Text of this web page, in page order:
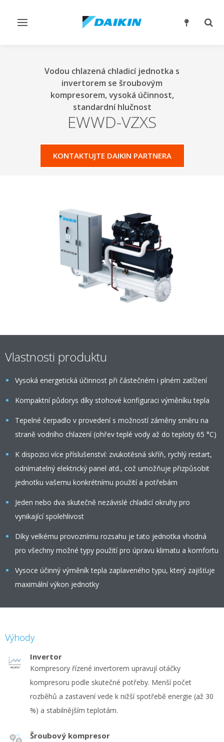
Přepnout
Vodou chlazená chladicí jednotka s
invertorem se šroubovým
kompresorem, vysoká účinnost,
standardní hlučnost
EWWD-VZXS
KONTAKTUJTE DAIKIN PARTNERA
Vlastnosti produktu
Vysoká energetická účinnost při částečném i plném zatížení
Kompaktní půdorys díky stohové konfiguraci výměníku tepla
Tepelné čerpadlo v provedení s možností záměny směru na
straně vodního chlazení (ohřev teplé vody až do teploty 65 °C)
K dispozici více příslušenství: zvukotěsná skříň, rychlý restart,
odnímatelný elektrický panel atd., což umožňuje přizpůsobit
jednotku vašemu konkrétnímu použití a potřebám
Jeden nebo dva skutečně nezávislé chladicí okruhy pro
vynikající spolehlivost
Díky velkému provoznímu rozsahu je tato jednotka vhodná
pro všechny možné typy použití pro úpravu klimatu a komfortu
Vysoce účinný výměník tepla zaplaveného typu, který zajišťuje
maximální výkon jednotky
Výhody
Invertor
Kompresory řízené invertorem upravují otáčky
kompresoru podle skutečné potřeby. Menší počet
rozběhů a zastavení vede k nižší spotřebě energie (až 30
%) a stabilnějším teplotám.
Šroubový kompresor